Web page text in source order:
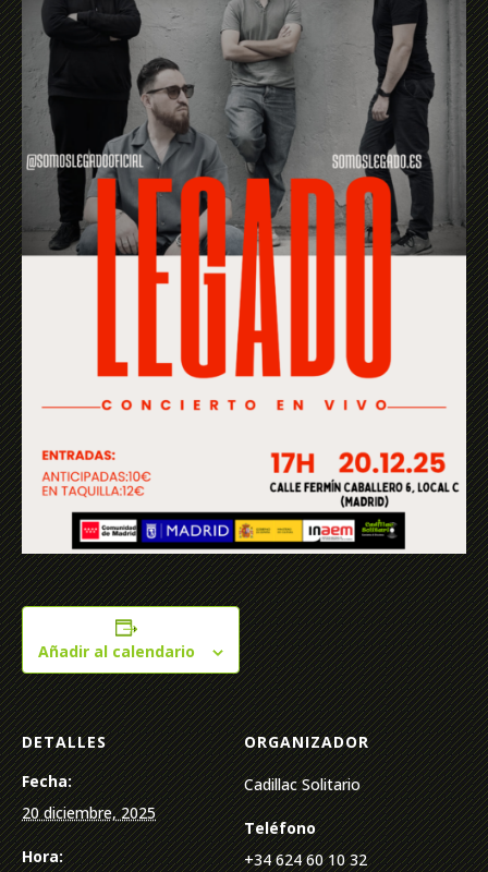
Añadir al calendario
DETALLES
Fecha:
20 diciembre, 2025
Hora:
ORGANIZADOR
Cadillac Solitario
Teléfono
+34 624 60 10 32